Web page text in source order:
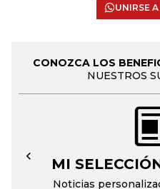
UNIRSE
CONOZCA LOS
NUESTROS
MI
Noticias
←